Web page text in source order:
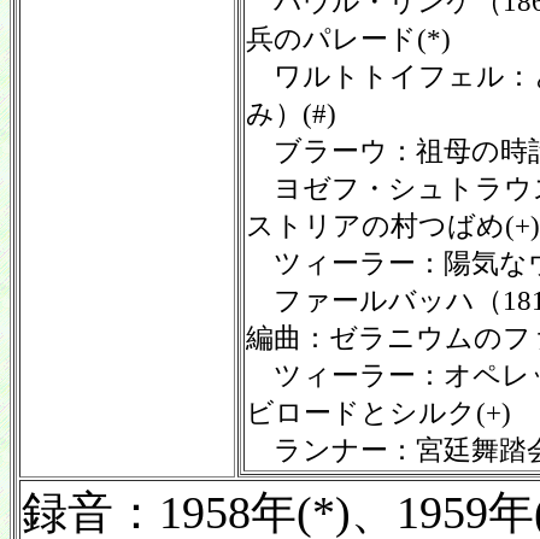
兵のパレード(*)
ワルトトイフェル：
み）(#)
ブラーウ：祖母の時
ヨゼフ・シュトラウ
ストリアの村つばめ(+)
ツィーラー：陽気な
ファールバッハ（
編曲：ゼラニウムの
ツィーラー：オペレ
ビロードとシルク(+)
ランナー：宮廷舞踏
録音：1958年(*)、1959